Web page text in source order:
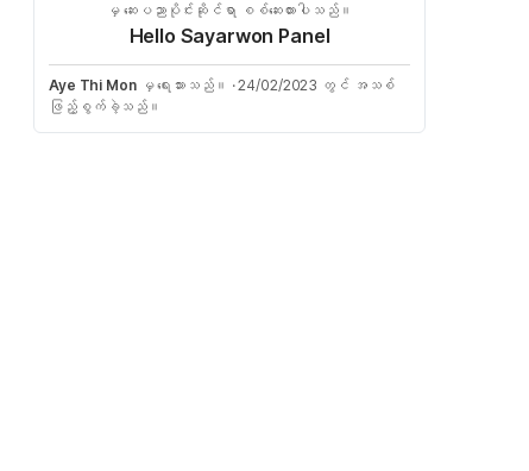
မှ ဆေးပညာပိုင်းဆိုင်ရာ စစ်ဆေးထားပါသည်။
Hello Sayarwon Panel
Aye Thi Monမှ ရေးသားသည်။ ·24/02/2023 တွင် အသစ်
ဖြည့်စွက်ခဲ့သည်။